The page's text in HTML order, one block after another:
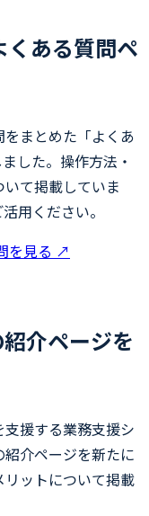
くある質問ペ
まとめた「よくあ
した。操作方法・
て掲載していま
用ください。
を見る ↗
介ページを
援する業務支援シ
介ページを新たに
ットについて掲載